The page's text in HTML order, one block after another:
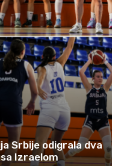
Srbije odigrala dva
Izraelom